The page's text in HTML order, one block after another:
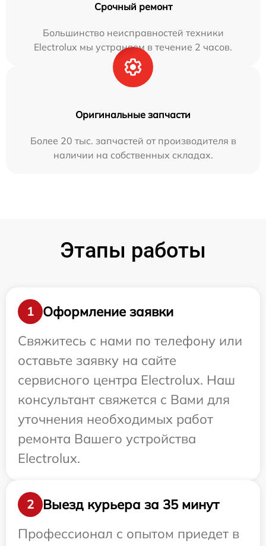
Срочный ремонт
Большинство неисправностей техники
Electrolux мы устраняем в течение 2 часов.
Оригинальные запчасти
Более 20 тыс. запчастей от производителя в
наличии на собственных складах.
Этапы работы
1
Оформление заявки
Свяжитесь с нами по телефону или
оставьте заявку на сайте
сервисного центра Electrolux. Наш
консультант свяжется с Вами для
уточнения необходимых работ
ремонта Вашего устройства
Electrolux.
2
Выезд курьера за 35 минут
Профессионал с опытом приедет в